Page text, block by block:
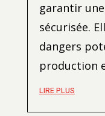
garantir
sécurisée.
dangers
production
LIRE PLUS